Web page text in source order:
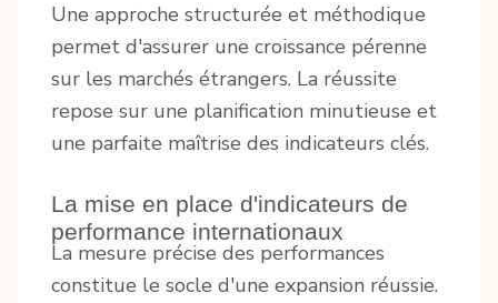
Une approche structurée et méthodique
permet d'assurer une croissance pérenne
sur les marchés étrangers. La réussite
repose sur une planification minutieuse et
une parfaite maîtrise des indicateurs clés.
La mise en place d'indicateurs de
performance internationaux
La mesure précise des performances
constitue le socle d'une expansion réussie.